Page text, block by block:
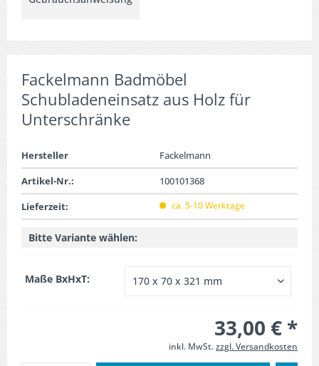
Fackelmann Badmöbel
Schubladeneinsatz aus Holz für
Unterschränke
Hersteller
Fackelmann
Artikel-Nr.:
100101368
Lieferzeit:
ca. 5-10 Werktage
Bitte Variante wählen:
Maße BxHxT:
33,00 € *
inkl. MwSt.zzgl. Versandkosten